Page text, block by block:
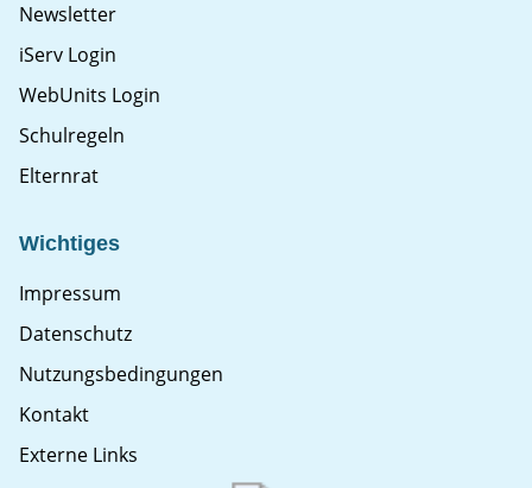
Newsletter
iServ Login
WebUnits Login
Schulregeln
Elternrat
Wichtiges
Impressum
Datenschutz
Nutzungsbedingungen
Kontakt
Externe Links